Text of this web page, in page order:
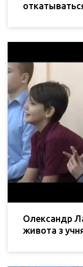
Олександр
живота з